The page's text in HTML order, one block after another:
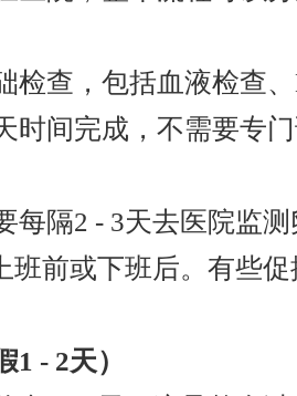
检查，包括血液检查
间完成，不需要专门
每隔2 - 3天去医院监
班前或下班后。有些
- 2天）